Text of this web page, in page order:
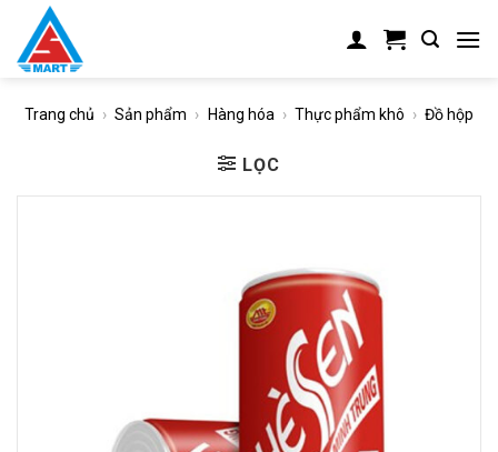
content
Trang chủ › Sản phẩm › Hàng hóa › Thực phẩm khô › Đồ hộp
LỌC